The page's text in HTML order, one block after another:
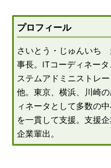
プロフィール
さいとう・じゅんいち
事長。ITコーディネー
ステムアドミニストレ
他。東京、横浜、川崎
ィネータとして多数の
を一貫して支援。支援
企業輩出。